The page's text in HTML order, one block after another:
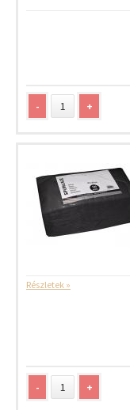
- +
Részletek »
- +